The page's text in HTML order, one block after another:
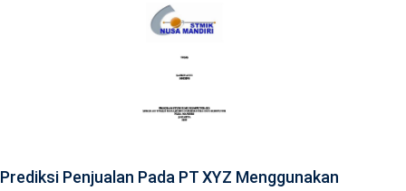
Prediksi Penjualan Pada PT XYZ Menggunakan